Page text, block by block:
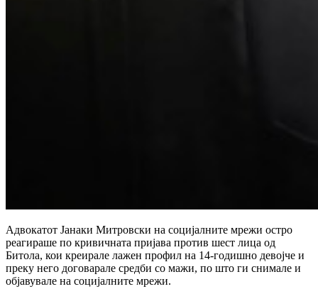
Адвокатот Јанаки Митровски на социјалните мрежи остро
реагираше по кривичната пријава против шест лица од
Битола, кои креирале лажен профил на 14-годишно девојче и
преку него договарале средби со мажи, по што ги снимале и
објавувале на социјалните мрежи.